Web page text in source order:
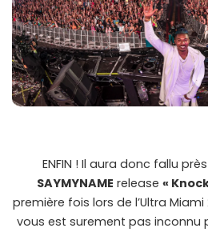
ENFIN ! Il aura donc fallu
SAYMYNAME release «
première fois lors de l’Ultra Miami
vous est surement pas inconnu